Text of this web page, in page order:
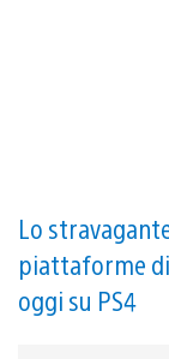
Lo
piattaforme
oggi su PS4